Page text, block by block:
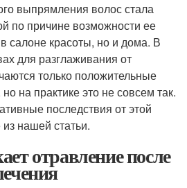
выпрямления волос стала
по причине возможности ее
салоне красоты, но и дома. В
для разглаживания от
только положительные
на практике это не совсем так.
последствия от этой
нашей статьи.
отравление после